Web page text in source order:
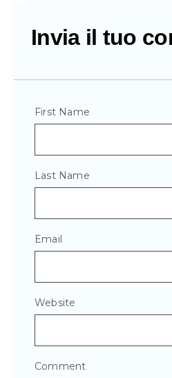
Invia il tuo
First Name
Last Name
Email
Website
Comment